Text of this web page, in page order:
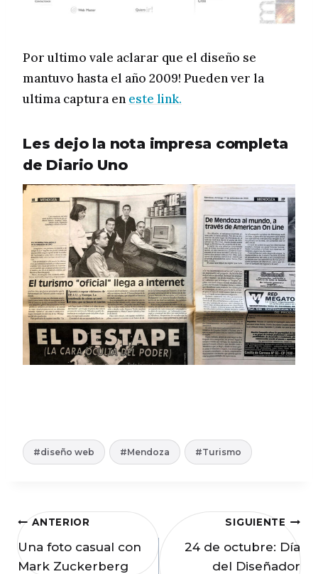
Por ultimo vale aclarar que el diseño se
mantuvo hasta el año 2009! Pueden ver la
ultima captura en este link.
Les dejo la nota impresa completa
de Diario Uno
Etiquetas
de
#diseño web #Mendoza #Turismo
Navegación
de
ANTERIOR
Una foto casual con
Mark Zuckerberg
SIGUIENTE
24 de octubre: Día
del Diseñador